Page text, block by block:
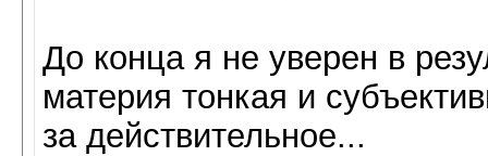
До конца я не уверен в
материя тонкая и
за действительное...